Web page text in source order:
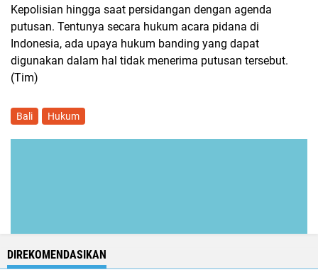
Kepolisian hingga saat persidangan dengan agenda
putusan. Tentunya secara hukum acara pidana di
Indonesia, ada upaya hukum banding yang dapat
digunakan dalam hal tidak menerima putusan tersebut.
(Tim)
Bali Hukum
DIREKOMENDASIKAN